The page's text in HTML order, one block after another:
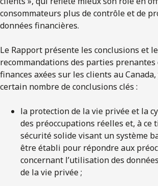
consommateurs plus de contrôle et de
données financières.
Le Rapport présente les conclusions et
recommandations des parties prenantes
finances axées sur les clients au
certain nombre de conclusions clés :
la protection de la vie privée et la
des préoccupations réelles et, à ce
sécurité solide visant un système
être établi pour répondre aux
concernant l’utilisation des
de la vie privée ;